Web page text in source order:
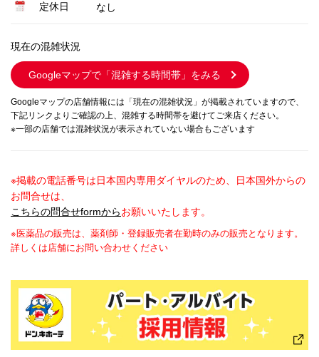
定休日 なし
現在の混雑状況
Googleマップで 「混雑する時間帯」をみる
Googleマップの店舗情報には「現在の混雑状況」が掲載されていますので、
下記リンクよりご確認の上、混雑する時間帯を避けてご来店ください。
※一部の店舗では混雑状況が表示されていない場合もございます
※掲載の電話番号は日本国内専用ダイヤルのため、日本国外からの
お問合せは、
こちらの問合せformからお願いいたします。
※医薬品の販売は、薬剤師・登録販売者在勤時のみの販売となります。
詳しくは店舗にお問い合わせください